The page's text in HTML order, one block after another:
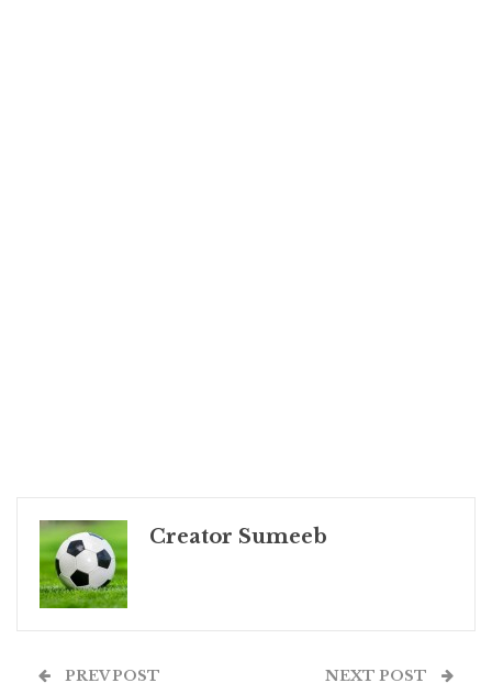
Creator Sumeeb
PREV POST NEXT POST